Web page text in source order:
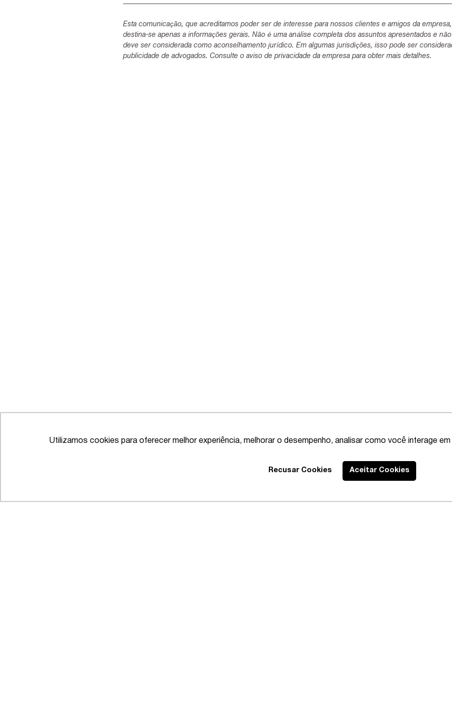
Utilizamos cookies para oferecer melhor experiência, melhorar o desempenho, analisar como você interage
Recusar Cookies Aceitar Cookies
Esta comunicação, que acreditamos poder ser de interesse para nossos clientes e amigos da empresa,
destina-se apenas a informações gerais. Não é uma análise completa dos assuntos apresentados e não
deve ser considerada como aconselhamento jurídico. Em algumas jurisdições, isso pode ser
publicidade de advogados. Consulte o aviso de privacidade da empresa para obter mais detalhes.